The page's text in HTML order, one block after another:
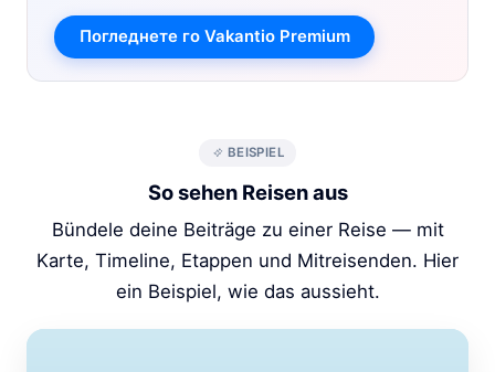
Погледнете го Vakantio Premium
BEISPIEL
So sehen Reisen aus
Bündele deine Beiträge zu einer Reise — mit
Karte, Timeline, Etappen und Mitreisenden. Hier
ein Beispiel, wie das aussieht.